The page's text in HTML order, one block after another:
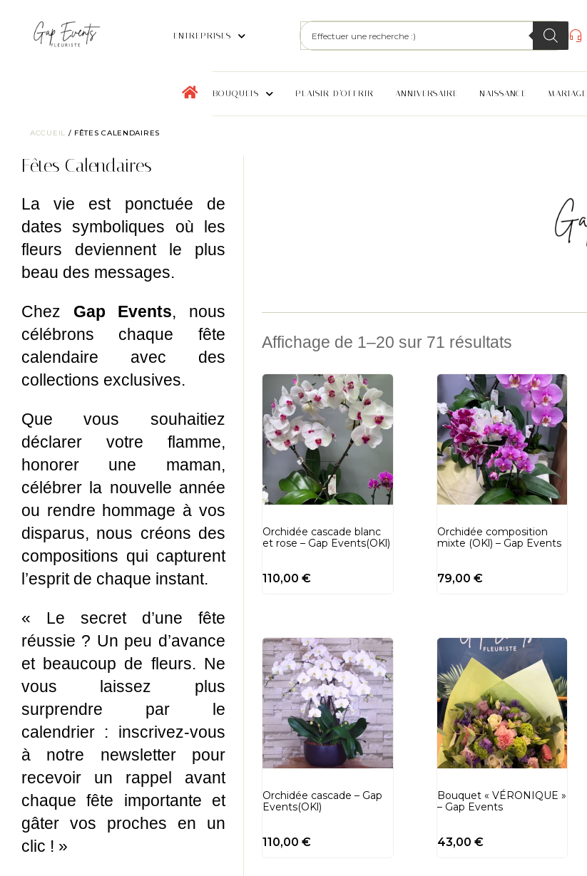
ENTREPRISES
BOUQUETS PLAISIR D’OFFRIR ANNIVERSAIRE NAISSANCE MARIAGE
ACCUEIL / FÊTES CALENDAIRES
Fêtes Calendaires
La vie est ponctuée de
dates symboliques où les
fleurs deviennent le plus
beau des messages.
Chez Gap Events, nous
célébrons chaque fête
calendaire avec des
collections exclusives.
Que vous souhaitiez
déclarer votre flamme,
honorer une maman,
célébrer la nouvelle année
ou rendre hommage à vos
disparus, nous créons des
compositions qui capturent
l’esprit de chaque instant.
« Le secret d’une fête
réussie ? Un peu d’avance
et beaucoup de fleurs. Ne
vous laissez plus
surprendre par le
calendrier : inscrivez-vous
à notre newsletter pour
recevoir un rappel avant
chaque fête importante et
gâter vos proches en un
clic ! »
Affichage de 1–20 sur 71 résultats
Orchidée cascade blanc
et rose – Gap Events(OKl)
110,00 €
Orchidée composition
mixte (OKl) – Gap Events
79,00 €
Orchidée cascade – Gap
Events(OKl)
110,00 €
Bouquet « VÉRONIQUE »
– Gap Events
43,00 €